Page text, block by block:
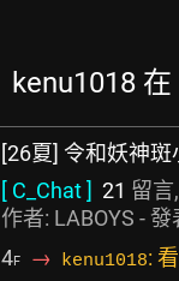
kenu1018
[26夏] 令和妖神
[ C_Chat ] 21 留言
作者: LABOYS - 發
4F → kenu1018: